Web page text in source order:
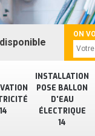
14
INSTALLATION
POSE BALLON
D'EAU
ÉLECTRIQUE
14
ON